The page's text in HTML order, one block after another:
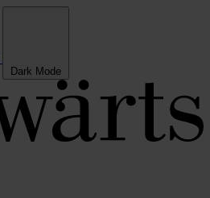
Dark Mode